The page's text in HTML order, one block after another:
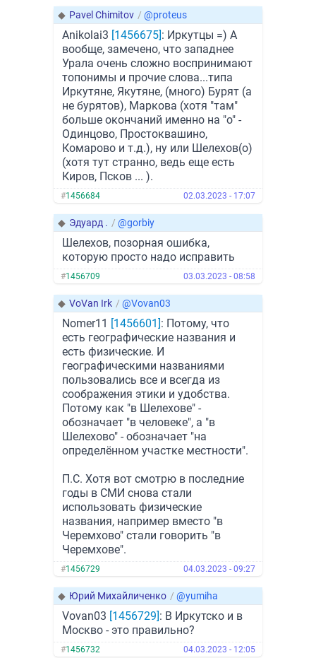
◆ Pavel Chimitov / @proteus
Anikolai3 [1456675]: Иркутцы =) А
вообще, замечено, что западнее
Урала очень сложно воспринимают
топонимы и прочие слова...типа
Иркутяне, Якутяне, (много) Бурят (а
не бурятов), Маркова (хотя "там"
больше окончаний именно на "о" -
Одинцово, Простоквашино,
Комарово и т.д.), ну или Шелехов(о)
(хотя тут странно, ведь еще есть
Киров, Псков ... ).
#1456684 02.03.2023 - 17:07
◆ Эдуард . / @gorbiy
Шелехов, позорная ошибка,
которую просто надо исправить
#1456709 03.03.2023 - 08:58
◆ VoVan Irk / @Vovan03
Nomer11 [1456601]: Потому, что
есть географические названия и
есть физические. И
географическими названиями
пользовались все и всегда из
соображения этики и удобства.
Потому как "в Шелехове" -
обозначает "в человеке", а "в
Шелехово" - обозначает "на
определённом участке местности".
П.С. Хотя вот смотрю в последние
годы в СМИ снова стали
использовать физические
названия, например вместо "в
Черемхово" стали говорить "в
Черемхове".
#1456729 04.03.2023 - 09:27
◆ Юрий Михайличенко / @yumiha
Vovan03 [1456729]: В Иркутско и в
Москво - это правильно?
#1456732 04.03.2023 - 12:05